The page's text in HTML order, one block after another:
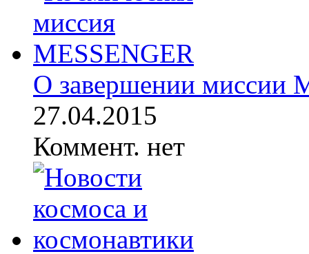
О завершении миссии
27.04.2015
Коммент. нет